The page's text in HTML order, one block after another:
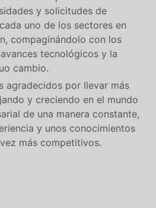
y solicitudes de
uno de los sectores en
compaginándolo con los
tecnológicos y la
cambio.
agradecidos por llevar más
y creciendo en el mundo
de una manera constante,
y unos conocimientos
más competitivos.